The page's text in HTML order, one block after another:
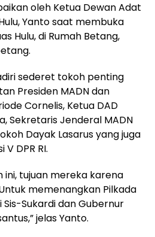
oleh Ketua Dewan Adat
Yanto saat membuka
Hulu, di Rumah Betang,
sederet tokoh penting
Presiden MADN dan
Cornelis, Ketua DAD
Sekretaris Jenderal MADN
Dayak Lasarus yang juga
DPR RI.
ini, tujuan mereka karena
memenangkan Pilkada
Sis-Sukardi dan Gubernur
jelas Yanto.